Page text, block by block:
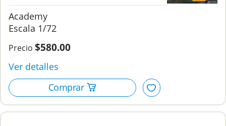
"Kanonenvogel", 1/72, Academy.
Academy
1/72
$580.00